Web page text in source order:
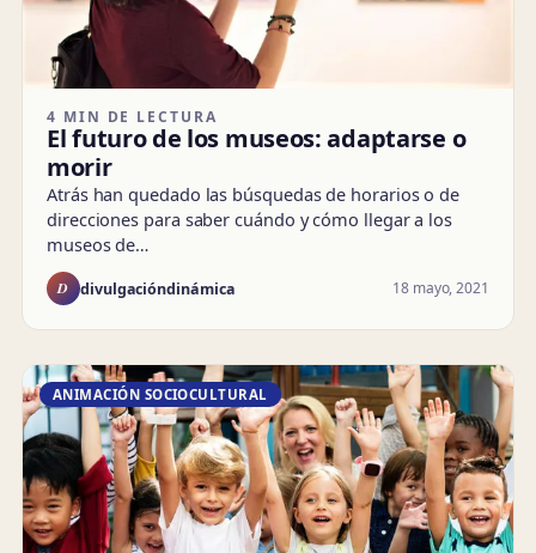
4 MIN DE LECTURA
El futuro de los museos: adaptarse o
morir
Atrás han quedado las búsquedas de horarios o de
direcciones para saber cuándo y cómo llegar a los
museos de…
D divulgacióndinámica 18 mayo, 2021
ANIMACIÓN SOCIOCULTURAL